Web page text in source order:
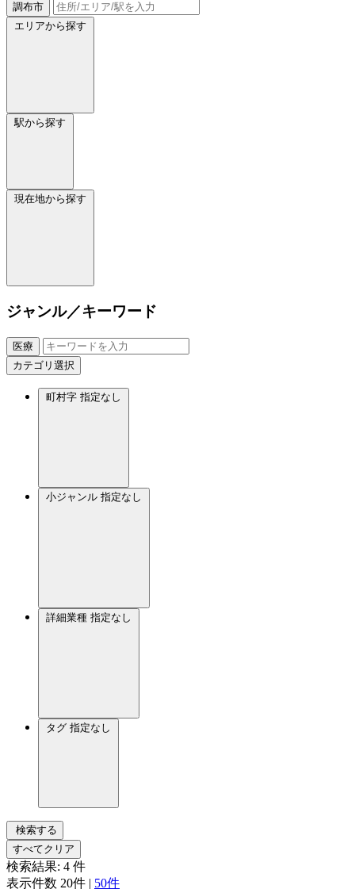
調布市
エリアから探す
駅から探す
現在地から探す
ジャンル／キーワード
医療
カテゴリ選択
町村字 指定なし
小ジャンル 指定なし
詳細業種 指定なし
タグ 指定なし
検索する
すべてクリア
検索結果: 4 件
表示件数 20件 | 50件